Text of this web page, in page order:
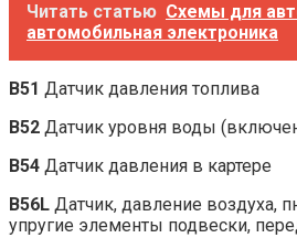
Читать статью Схемы для
автомобильная электроника
B51 Датчик давления топлива
B52 Датчик уровня воды
B54 Датчик давления в картере
B56L Датчик, давление воздуха,
упругие элементы подвески,